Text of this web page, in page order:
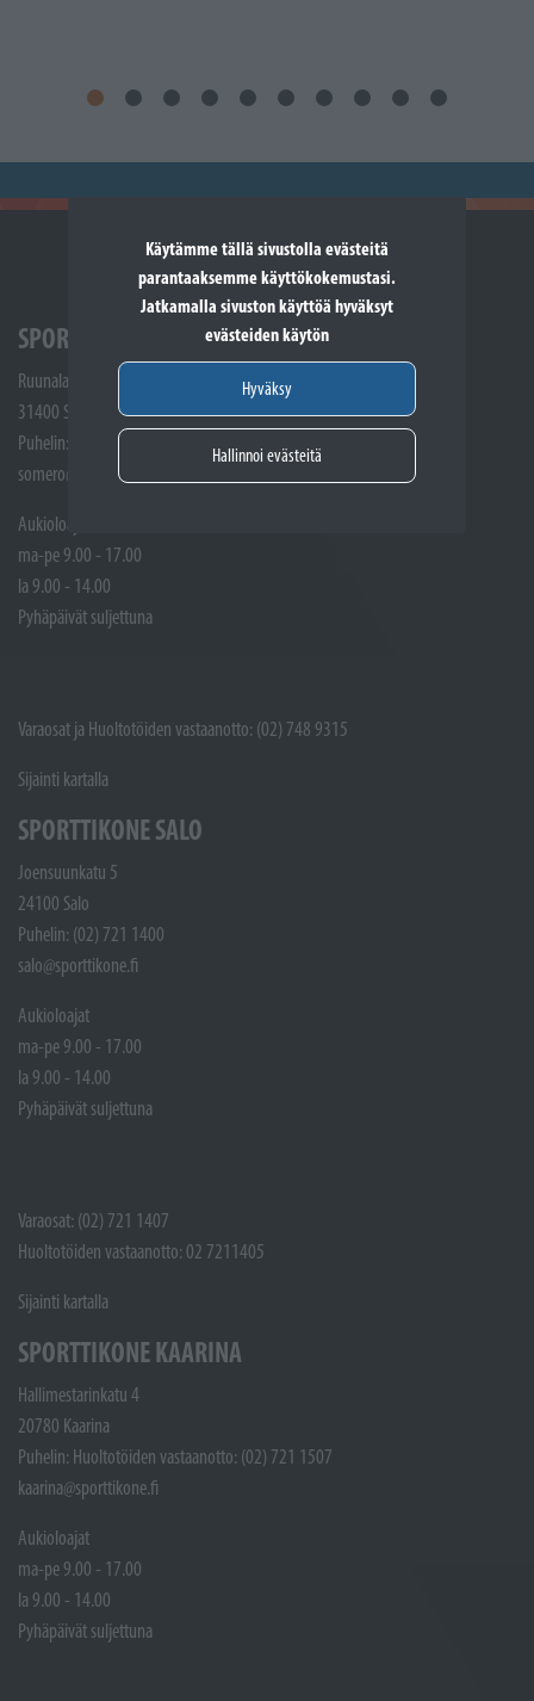
Käytämme tällä sivustolla evästeitä
parantaaksemme käyttökokemustasi.
Jatkamalla sivuston käyttöä hyväksyt
evästeiden käytön
Hyväksy
Hallinnoi evästeitä
SPORTTIKONE SOMERO
Ruunalantie 5
31400 Somero
Puhelin: (02) 748 9300
somero@sporttikone.fi
Aukioloajat
ma-pe 9.00 - 17.00
la 9.00 - 14.00
Pyhäpäivät suljettuna
Varaosat ja Huoltotöiden vastaanotto: (02) 748 9315
Sijainti kartalla
SPORTTIKONE SALO
Joensuunkatu 5
24100 Salo
Puhelin: (02) 721 1400
salo@sporttikone.fi
Aukioloajat
ma-pe 9.00 - 17.00
la 9.00 - 14.00
Pyhäpäivät suljettuna
Varaosat: (02) 721 1407
Huoltotöiden vastaanotto: 02 7211405
Sijainti kartalla
SPORTTIKONE KAARINA
Hallimestarinkatu 4
20780 Kaarina
Puhelin: Huoltotöiden vastaanotto: (02) 721 1507
kaarina@sporttikone.fi
Aukioloajat
ma-pe 9.00 - 17.00
la 9.00 - 14.00
Pyhäpäivät suljettuna